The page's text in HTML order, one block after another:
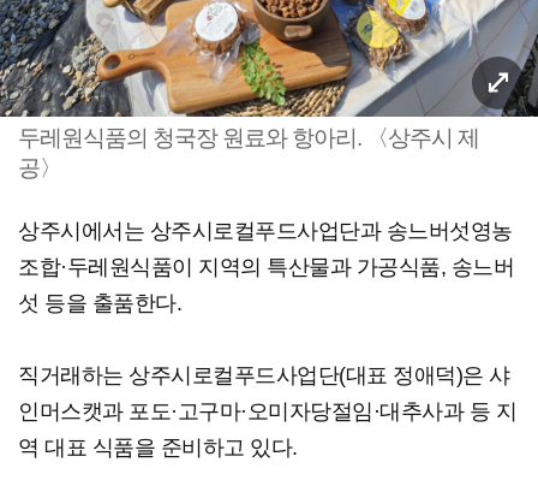
두레원식품의 청국장 원료와 항아리. 〈상주시 제
공〉
상주시에서는 상주시로컬푸드사업단과 송느버섯영농
조합·두레원식품이 지역의 특산물과 가공식품, 송느버
섯 등을 출품한다.
직거래하는 상주시로컬푸드사업단(대표 정애덕)은 샤
인머스캣과 포도·고구마·오미자당절임·대추사과 등 지
역 대표 식품을 준비하고 있다.